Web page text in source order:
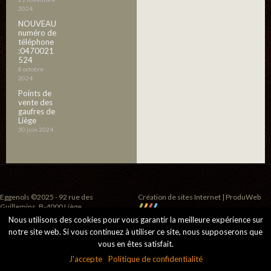
2024
NOUVEAU
numéro de
téléphone
:0470021
524
8 octobre
2024
Points de
vente des
gaufres de
Liège
30 juin 2024
Eggenols ©2025 - 92 rue des
Guillemins, B-4000 Liège
Création de sites Internet | ProduWeb
Nous utilisons des cookies pour vous garantir la meilleure expérience sur
notre site web. Si vous continuez à utiliser ce site, nous supposerons que
vous en êtes satisfait.
J'accepte
Politique de confidentialité